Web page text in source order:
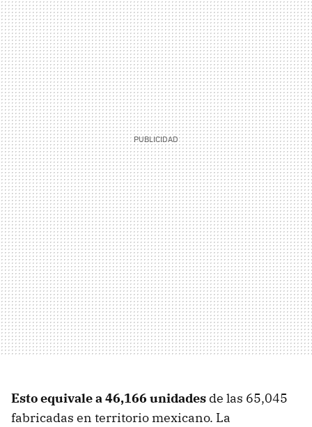
Esto equivale a 46,166 unidades de las 65,045
fabricadas en territorio mexicano. La